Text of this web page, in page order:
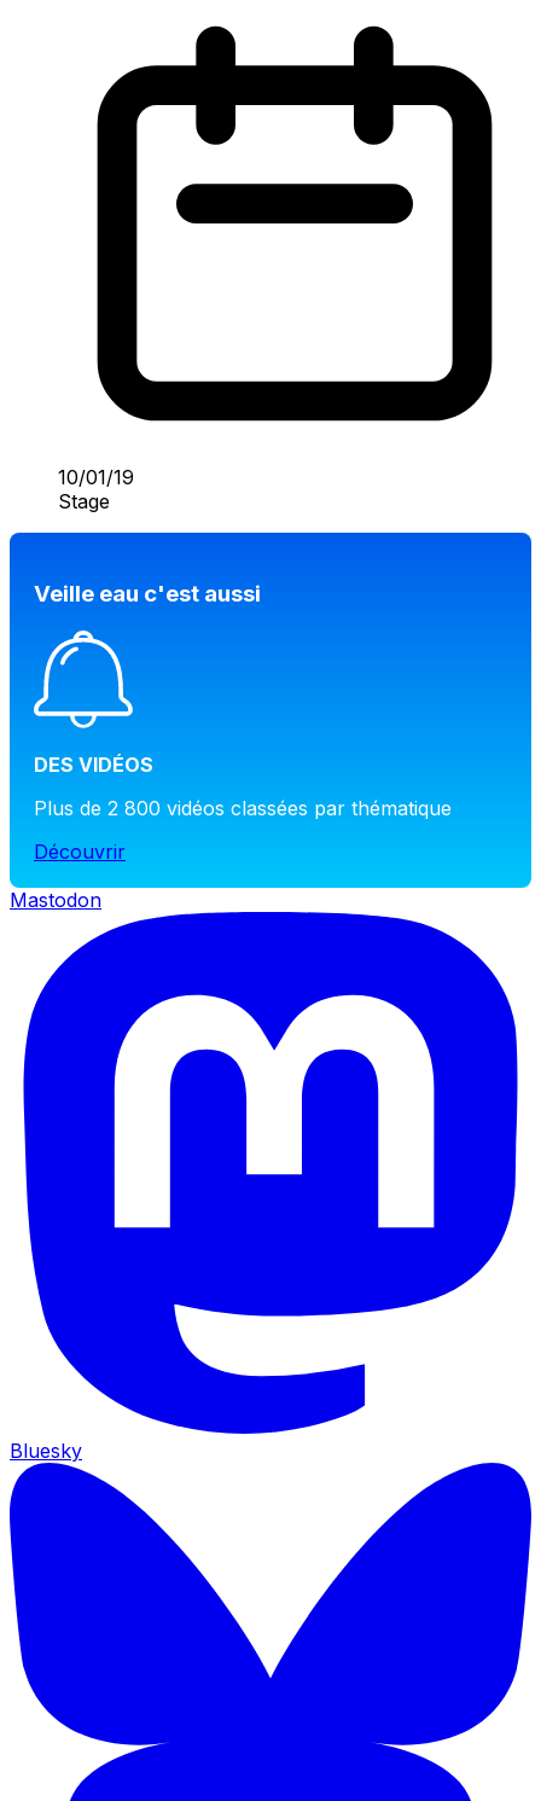
10/01/19
Stage
Veille eau c'est aussi
DES VIDÉOS
Plus de 2 800 vidéos classées par thématique
Découvrir
Mastodon
Bluesky